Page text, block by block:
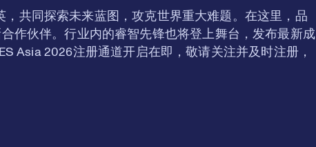
，共同探索未来蓝图，攻克世界重大难题。在这里，品
作伙伴。行业内的睿智先锋也将登上舞台，发布最新成
Asia 2026注册通道开启在即，敬请关注并及时注册，